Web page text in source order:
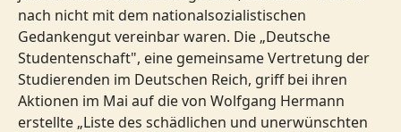
nach nicht mit dem nationalsozialistischen
Gedankengut vereinbar waren. Die „Deutsche
Studentenschaft", eine gemeinsame Vertretung der
Studierenden im Deutschen Reich, griff bei ihren
Aktionen im Mai auf die von Wolfgang Hermann
erstellte „Liste des schädlichen und unerwünschten